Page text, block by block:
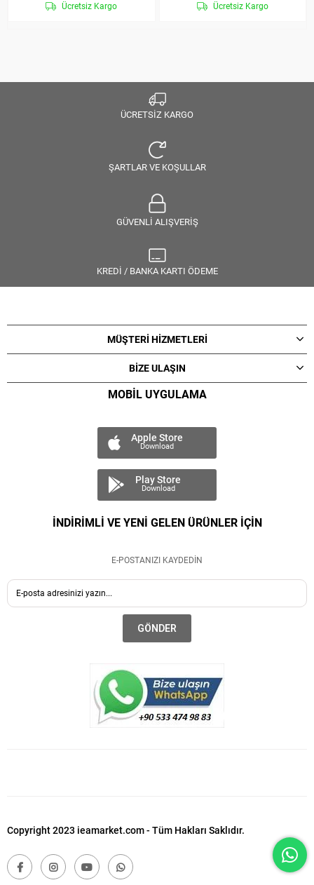
Ücretsiz Kargo Ücretsiz Kargo
ÜCRETSİZ KARGO
ŞARTLAR VE KOŞULLAR
GÜVENLİ ALIŞVERİŞ
KREDİ / BANKA KARTI ÖDEME
MÜŞTERİ HİZMETLERİ
BİZE ULAŞIN
MOBİL UYGULAMA
Apple Store
Download
Play Store
Download
İNDİRİMLİ VE YENİ GELEN ÜRÜNLER İÇİN
E-POSTANIZI KAYDEDİN
GÖNDER
Copyright 2023 ieamarket.com - Tüm Hakları Saklıdır.